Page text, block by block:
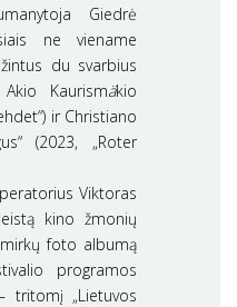
Giedrė
ne viename
du svarbius
Kaurismäkio
ir Christiano
(2023, „Roter
Viktoras
kino žmonių
foto albumą
programos
tritomį „Lietuvos